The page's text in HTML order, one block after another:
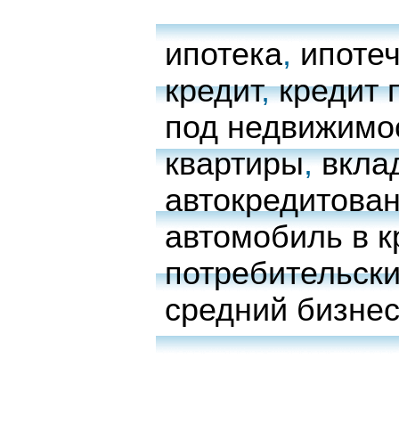
ипотека,
кредит,кредит
под
квартиры,
автомобиль в
средний бизнес